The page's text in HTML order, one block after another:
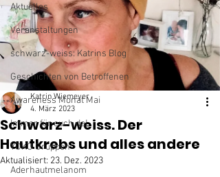
Aktuelles
Veranstaltungen
schwarz-weiss: Katrins Blog
Geschichten von Betroffenen
Awareness Monat Mai
Immer für euch da!
YOKO Gruppen
Aderhautmelanom
Schwarz-weiss. Der
Hautkrebs und alles andere
Katrin Wiemeyer
4. März 2023
Aktualisiert: 23. Dez. 2023